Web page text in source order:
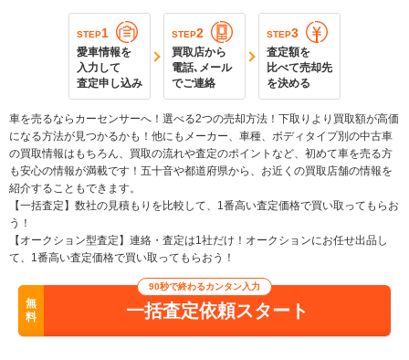
STEP1
愛車情報を
入力して
査定申し込み
STEP2
買取店から
電話､メール
でご連絡
STEP3
査定額を
比べて売却先
を決める
車を売るならカーセンサーへ！選べる2つの売却方法！下取りより買取額が高価
になる方法が見つかるかも！他にもメーカー、車種、ボディタイプ別の中古車
の買取情報はもちろん、買取の流れや査定のポイントなど、初めて車を売る方
も安心の情報が満載です！五十音や都道府県から、お近くの買取店舗の情報を
紹介することもできます。
【一括査定】数社の見積もりを比較して、1番高い査定価格で買い取ってもらお
う！
【オークション型査定】連絡・査定は1社だけ！オークションにお任せ出品し
て、1番高い査定価格で買い取ってもらおう！
無
料
90秒で終わるカンタン入力
一括査定依頼スタート